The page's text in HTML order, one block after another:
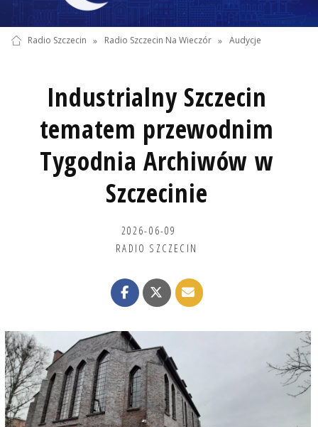
Radio Szczecin » Radio Szczecin Na Wieczór » Audycje
Industrialny Szczecin
tematem przewodnim
Tygodnia Archiwów w
Szczecinie
2026-06-09
RADIO SZCZECIN